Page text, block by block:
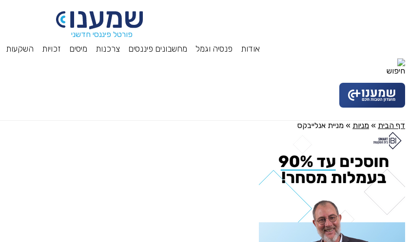
פורטל פיננסי חדשני
אודות פנסיה וגמל מחשבונים פיננסים צרכנות מיסים זכויות השקעות
דף הבית » מניות » מניית אנלייבקס